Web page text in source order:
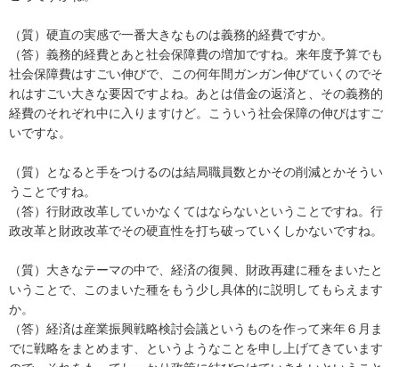
（質）硬直の実感で一番大きなものは義務的経費ですか。
（答）義務的経費とあと社会保障費の増加ですね。来年度予算でも
社会保障費はすごい伸びで、この何年間ガンガン伸びていくのでそ
れはすごい大きな要因ですよね。あとは借金の返済と、その義務的
経費のそれぞれ中に入りますけど。こういう社会保障の伸びはすご
いですな。
（質）となると手をつけるのは結局職員数とかその削減とかそうい
うことですね。
（答）行財政改革していかなくてはならないということですね。行
政改革と財政改革でその硬直性を打ち破っていくしかないですね。
（質）大きなテーマの中で、経済の復興、財政再建に種をまいたと
いうことで、このまいた種をもう少し具体的に説明してもらえます
か。
（答）経済は産業振興戦略検討会議というものを作って来年６月ま
でに戦略をまとめます、というようなことを申し上げてきています